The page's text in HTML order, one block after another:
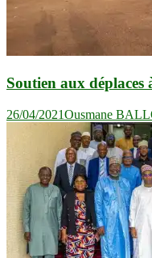
Soutien aux
26/04/2021Ousmane